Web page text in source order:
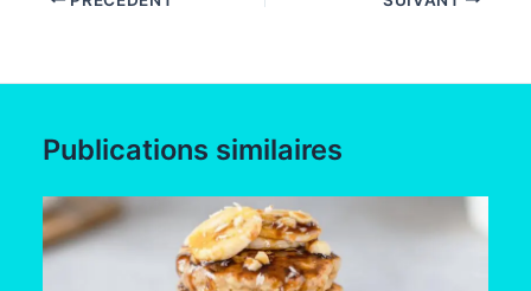
Publications similaires